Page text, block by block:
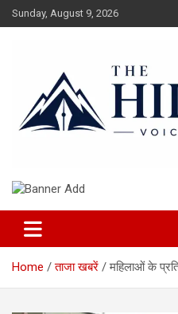
Skip
to
Sunday, August 9, 2026
The Hillpost
Home ताजा खबरें महिलाओं के